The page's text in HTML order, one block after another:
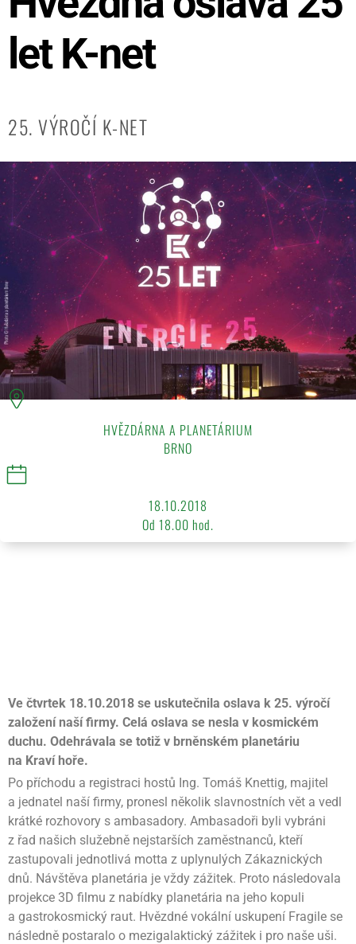
let K-net
25. VÝROČÍ K-NET
HVĚZDÁRNA A PLANETÁRIUM
BRNO
18.10.2018
Od 18.00 hod.
Ve čtvrtek 18.10.2018 se uskutečnila oslava k 25. výročí
založení naší firmy. Celá oslava se nesla v kosmickém
duchu. Odehrávala se totiž v brněnském planetáriu
na Kraví hoře.
Po příchodu a registraci hostů Ing. Tomáš Knettig, majitel
a jednatel naší firmy, pronesl několik slavnostních vět a vedl
krátké rozhovory s ambasadory. Ambasadoři byli vybráni
z řad našich služebně nejstarších zaměstnanců, kteří
zastupovali jednotlivá motta z uplynulých Zákaznických
dnů. Návštěva planetária je vždy zážitek. Proto následovala
projekce 3D filmu z nabídky planetária na jeho kopuli
a gastrokosmický raut. Hvězdné vokální uskupení Fragile se
následně postaralo o mezigalaktický zážitek i pro naše uši.